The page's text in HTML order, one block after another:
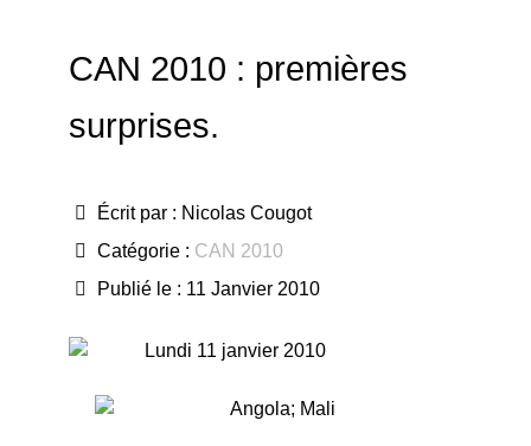
CAN 2010 : premières
surprises.
Écrit par : Nicolas Cougot
Catégorie : CAN 2010
Publié le : 11 Janvier 2010
Lundi 11 janvier 2010